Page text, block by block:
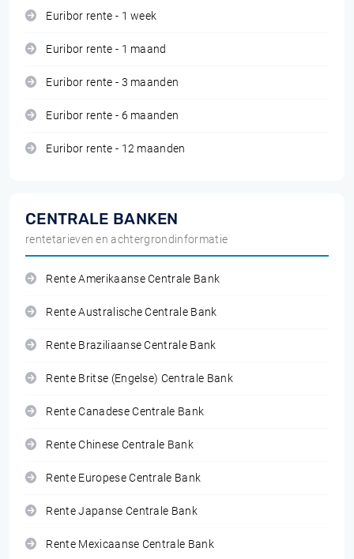
Euribor rente - 1 week
Euribor rente - 1 maand
Euribor rente - 3 maanden
Euribor rente - 6 maanden
Euribor rente - 12 maanden
CENTRALE BANKEN
rentetarieven en achtergrondinformatie
Rente Amerikaanse Centrale Bank
Rente Australische Centrale Bank
Rente Braziliaanse Centrale Bank
Rente Britse (Engelse) Centrale Bank
Rente Canadese Centrale Bank
Rente Chinese Centrale Bank
Rente Europese Centrale Bank
Rente Japanse Centrale Bank
Rente Mexicaanse Centrale Bank